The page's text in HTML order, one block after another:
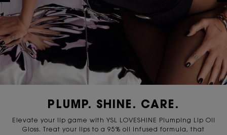
PLUMP. SHINE. CARE.
Elevate your lip game with YSL LOVESHINE Plumping Lip Oil
Gloss. Treat your lips to a 95% oil infused formula, that